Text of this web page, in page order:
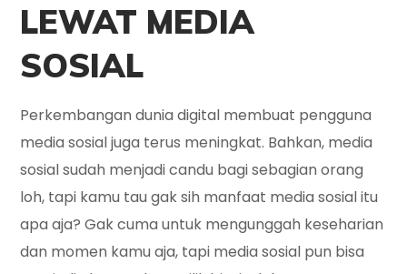
LEWAT MEDIA
SOSIAL
Perkembangan dunia digital membuat pengguna
media sosial juga terus meningkat. Bahkan, media
sosial sudah menjadi candu bagi sebagian orang
loh, tapi kamu tau gak sih manfaat media sosial itu
apa aja? Gak cuma untuk mengunggah keseharian
dan momen kamu aja, tapi media sosial pun bisa